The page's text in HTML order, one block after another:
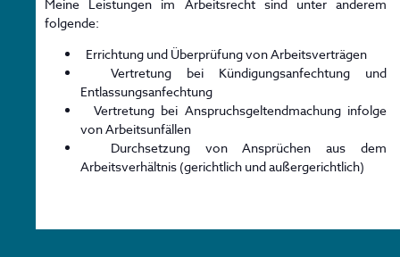
Meine Leistungen im Arbeitsrecht sind unter anderem
folgende:
Errichtung und Überprüfung von Arbeitsverträgen
Vertretung bei Kündigungsanfechtung und
Entlassungsanfechtung
Vertretung bei Anspruchsgeltendmachung infolge
von Arbeitsunfällen
Durchsetzung von Ansprüchen aus dem
Arbeitsverhältnis (gerichtlich und außergerichtlich)